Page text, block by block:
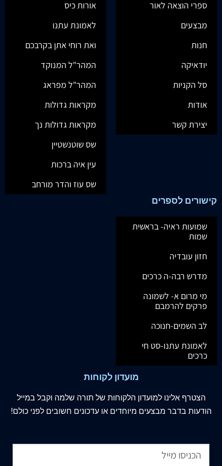
ספרי הוצאה לאור
מבצעים
חנות
יודאיקה
סל הקניות
אודות
יצירת קשר
אורות כיס
לאמונת עתנו
ואת רוחי אתן בקרבכם
המהר"ל המנוקד
המהר"ל מפראג
מקראות גדולות
מקראות גדולות נך
שס שוטנשטיין
עין איה ברכות
שס עוז והדר מורחב
קישורים לספרים
שמועות ראיה- בראשית
שמות
חזון עובדיה
מדרש רבה-ה כרכים
מי מרום א- לשמונה
פרקים להרמבם
לב השמים-חנוכה
לאמונת עתנו-סט חי
כרכים
מועדון לקוחות
הצטרף אלינו למועדון הלקוחות של תורה שלמה וקבל במייל
הודעות בדבר מבצעים מיוחדים או עדכונים חשובים לפני כולם!